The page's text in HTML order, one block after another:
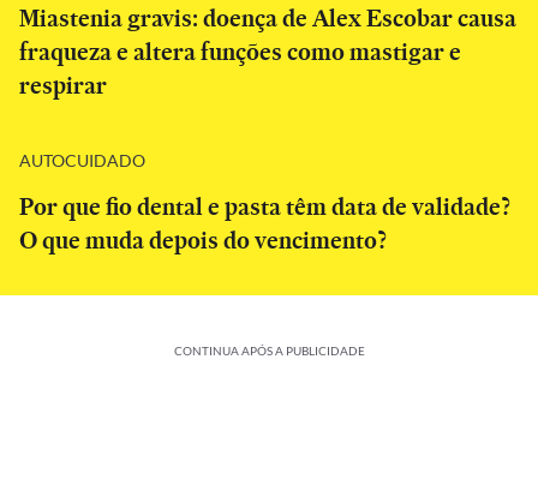
Miastenia gravis: doença de Alex Escobar causa
fraqueza e altera funções como mastigar e
respirar
AUTOCUIDADO
Por que fio dental e pasta têm data de validade?
O que muda depois do vencimento?
CONTINUA APÓS A PUBLICIDADE